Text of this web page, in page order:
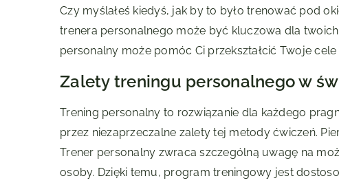
Czy myślałeś kiedyś, jak by to było trenować pod
trenera personalnego może być kluczowa dla
personalny może pomóc Ci przekształcić Twoje
Zalety treningu personalnego w
Trening personalny to rozwiązanie dla każdego
przez niezaprzeczalne zalety tej metody ćwiczeń.
Trener personalny zwraca szczególną uwagę na
osoby. Dzięki temu, program treningowy jest